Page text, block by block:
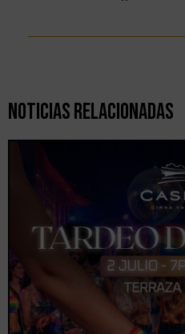
Noticias Relacionadas